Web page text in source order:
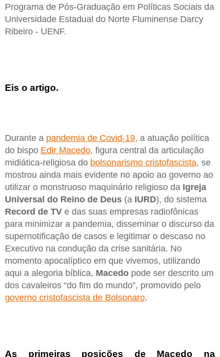
Programa de Pós-Graduação em Políticas Sociais da
Universidade Estadual do Norte Fluminense Darcy
Ribeiro - UENF.
Eis o artigo.
Durante a pandemia de Covid-19, a atuação política
do bispo Edir Macedo, figura central da articulação
midiática-religiosa do bolsonarismo cristofascista, se
mostrou ainda mais evidente no apoio ao governo ao
utilizar o monstruoso maquinário religioso da Igreja
Universal do Reino de Deus (a IURD), do sistema
Record de TV e das suas empresas radiofônicas
para minimizar a pandemia, disseminar o discurso da
supernotificação de casos e legitimar o descaso no
Executivo na condução da crise sanitária. No
momento apocalíptico em que vivemos, utilizando
aqui a alegoria bíblica, Macedo pode ser descrito um
dos cavaleiros “do fim do mundo”, promovido pelo
governo cristofascista de Bolsonaro.
As primeiras posições de Macedo na